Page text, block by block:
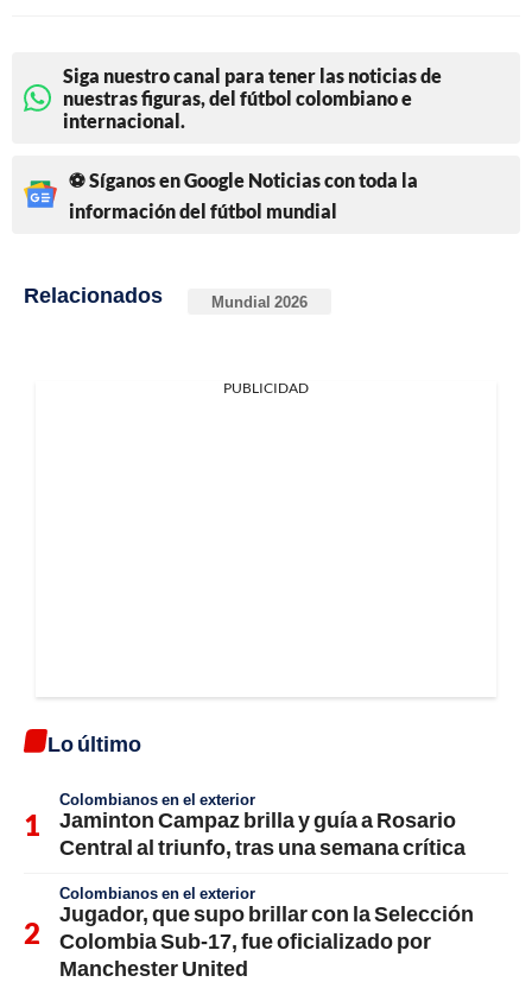
Siga nuestro canal para tener las noticias de
nuestras figuras, del fútbol colombiano e
internacional.
⚽ Síganos en Google Noticias con toda la
información del fútbol mundial
Relacionados Mundial 2026
PUBLICIDAD
Lo último
Colombianos en el exterior
Jaminton Campaz brilla y guía a Rosario
Central al triunfo, tras una semana crítica
Colombianos en el exterior
Jugador, que supo brillar con la Selección
Colombia Sub-17, fue oficializado por
Manchester United